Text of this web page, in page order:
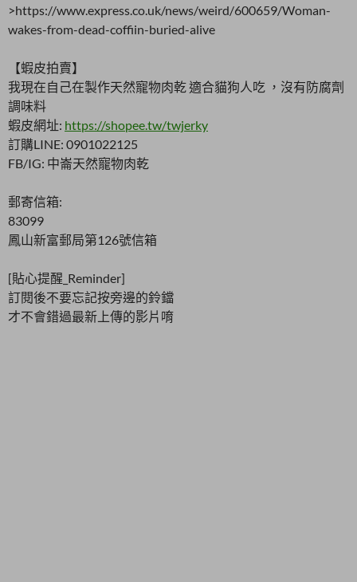
>https://www.express.co.uk/news/weird/600659/Woman-
wakes-from-dead-coffiin-buried-alive
【蝦皮拍賣】
我現在自己在製作天然寵物肉乾 適合貓狗人吃 ，沒有防腐劑
調味料
蝦皮網址: https://shopee.tw/twjerky
訂購LINE: 0901022125
FB/IG: 中崙天然寵物肉乾
郵寄信箱:
83099
鳳山新富郵局第126號信箱
[貼心提醒_Reminder]
訂閱後不要忘記按旁邊的鈴鐺
才不會錯過最新上傳的影片唷